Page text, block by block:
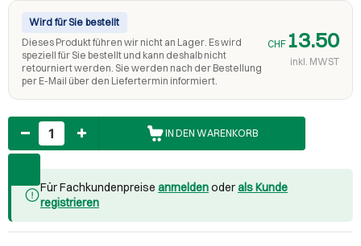
Wird für Sie bestellt
Dieses Produkt führen wir nicht an Lager. Es wird
speziell für Sie bestellt und kann deshalb nicht
retourniert werden. Sie werden nach der Bestellung
per E-Mail über den Liefertermin informiert.
CHF 13.50
inkl. MWST
Anzahl
IN DEN WARENKORB
Für Fachkundenpreise anmeldenoderals Kunde
registrieren